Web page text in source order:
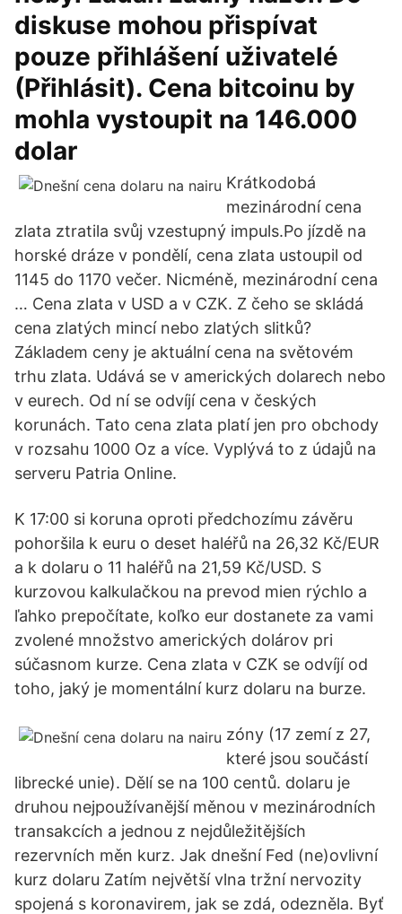
diskuse mohou přispívat
pouze přihlášení uživatelé
(Přihlásit). Cena bitcoinu by
mohla vystoupit na 146.000
dolar
Krátkodobá
mezinárodní cena
zlata ztratila svůj vzestupný impuls.Po jízdě na
horské dráze v pondělí, cena zlata ustoupil od
1145 do 1170 večer. Nicméně, mezinárodní cena
… Cena zlata v USD a v CZK. Z čeho se skládá
cena zlatých mincí nebo zlatých slitků?
Základem ceny je aktuální cena na světovém
trhu zlata. Udává se v amerických dolarech nebo
v eurech. Od ní se odvíjí cena v českých
korunách. Tato cena zlata platí jen pro obchody
v rozsahu 1000 Oz a více. Vyplývá to z údajů na
serveru Patria Online.
K 17:00 si koruna oproti předchozímu závěru
pohoršila k euru o deset haléřů na 26,32 Kč/EUR
a k dolaru o 11 haléřů na 21,59 Kč/USD. S
kurzovou kalkulačkou na prevod mien rýchlo a
ľahko prepočítate, koľko eur dostanete za vami
zvolené množstvo amerických dolárov pri
súčasnom kurze. Cena zlata v CZK se odvíjí od
toho, jaký je momentální kurz dolaru na burze.
zóny (17 zemí z 27,
které jsou součástí
librecké unie). Dělí se na 100 centů. dolaru je
druhou nejpoužívanější měnou v mezinárodních
transakcích a jednou z nejdůležitějších
rezervních měn kurz. Jak dnešní Fed (ne)ovlivní
kurz dolaru Zatím největší vlna tržní nervozity
spojená s koronavirem, jak se zdá, odezněla. Byť